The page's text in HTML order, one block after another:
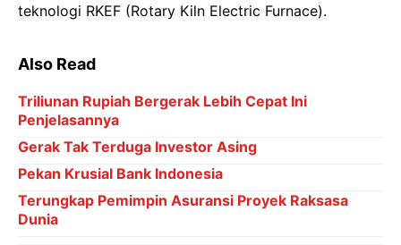
teknologi RKEF (Rotary Kiln Electric Furnace).
Also Read
Triliunan Rupiah Bergerak Lebih Cepat Ini
Penjelasannya
Gerak Tak Terduga Investor Asing
Pekan Krusial Bank Indonesia
Terungkap Pemimpin Asuransi Proyek Raksasa
Dunia